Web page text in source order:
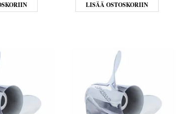
LISÄÄ OSTOSKORIIN